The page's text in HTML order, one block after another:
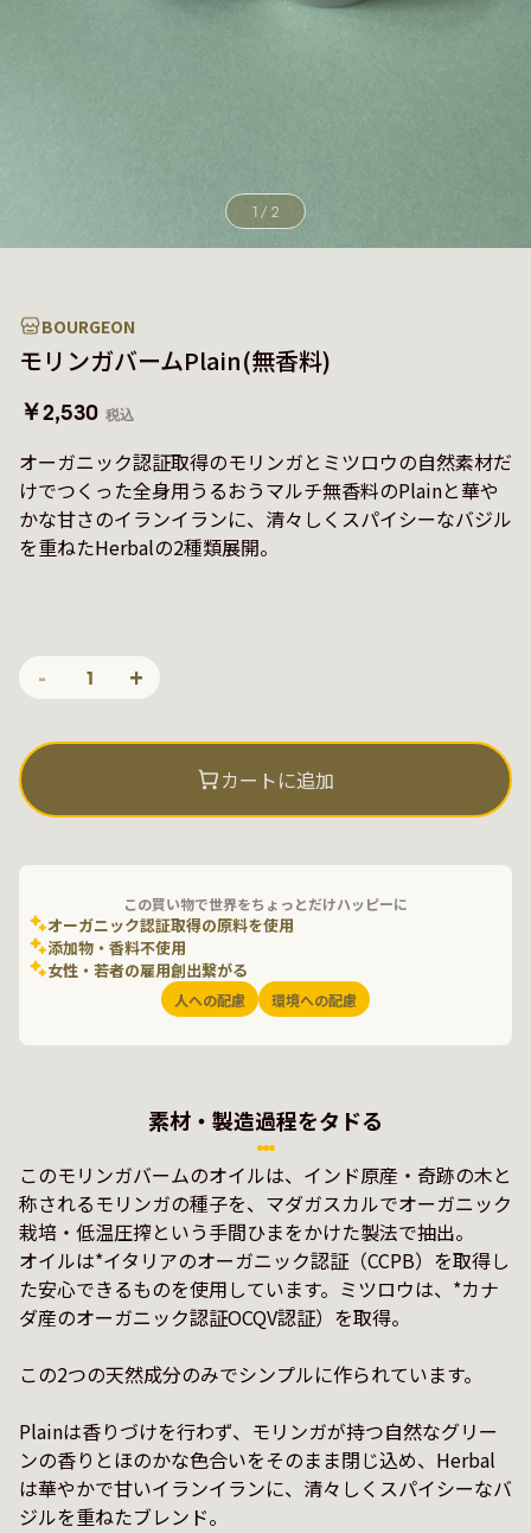
1 / 2
BOURGEON
モリンガバームPlain(無香料)
￥2,530 税込
オーガニック認証取得のモリンガとミツロウの自然素材だ
けでつくった全身用うるおうマルチ無香料のPlainと華や
かな甘さのイランイランに、清々しくスパイシーなバジル
を重ねたHerbalの2種類展開。
- 1 +
カートに追加
この買い物で世界をちょっとだけハッピーに
オーガニック認証取得の原料を使用
添加物・香料不使用
女性・若者の雇用創出繋がる
人への配慮 環境への配慮
素材・製造過程をタドる
このモリンガバームのオイルは、インド原産・奇跡の木と
称されるモリンガの種子を、マダガスカルでオーガニック
栽培・低温圧搾という手間ひまをかけた製法で抽出。
オイルは*イタリアのオーガニック認証（CCPB）を取得し
た安心できるものを使用しています。ミツロウは、*カナ
ダ産のオーガニック認証OCQV認証）を取得。
この2つの天然成分のみでシンプルに作られています。
Plainは香りづけを行わず、モリンガが持つ自然なグリー
ンの香りとほのかな色合いをそのまま閉じ込め、Herbal
は華やかで甘いイランイランに、清々しくスパイシーなバ
ジルを重ねたブレンド。